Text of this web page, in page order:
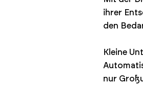
ihrer
den
Kleine
nur